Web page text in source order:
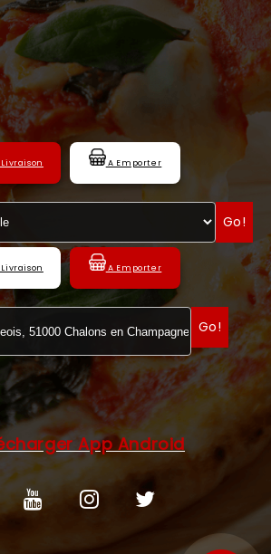
Livraison A Emporter
Go!
Livraison A Emporter
Go!
App Android